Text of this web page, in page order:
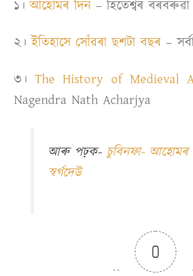
১।আহোমৰ দিন – হিতেশ্বৰ বৰবৰুৱা
২।ইতিহাসে সোঁৱৰা ছশটা বছৰ –
৩।The History of Medieval
Nagendra Nath Acharjya
আৰু পঢ়ক-চুবিনফা-
স্বৰ্গদেউ
0